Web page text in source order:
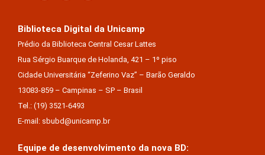
Biblioteca Digital da Unicamp
Prédio da Biblioteca Central Cesar Lattes
Rua Sérgio Buarque de Holanda, 421 – 1º piso
Cidade Universitária “Zeferino Vaz” – Barão Geraldo
13083-859 – Campinas – SP – Brasil
Tel.: (19) 3521-6493
E-mail: sbubd@unicamp.br
Equipe de desenvolvimento da nova BD: